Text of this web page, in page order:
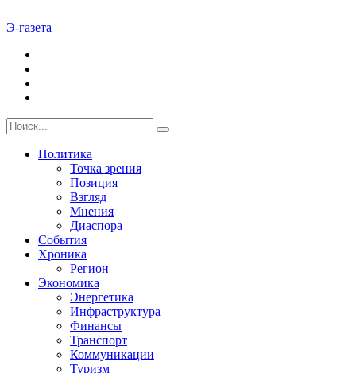
Э-газета
Политика
Точка зрения
Позиция
Взгляд
Мнения
Диаспора
События
Хроника
Регион
Экономика
Энергетика
Инфраструктура
Финансы
Транспорт
Коммуникации
Туризм